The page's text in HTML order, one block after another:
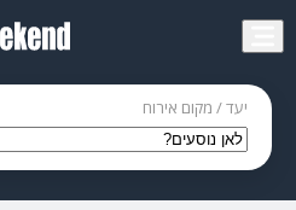
יעד / מקום אירוח